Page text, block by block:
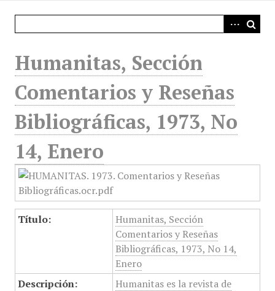
Humanitas, Sección
Comentarios y Reseñas
Bibliográficas, 1973, No
14, Enero
Título:
Humanitas, Sección
Comentarios y Reseñas
Bibliográficas, 1973, No 14,
Enero
Descripción:
Humanitas es la revista de